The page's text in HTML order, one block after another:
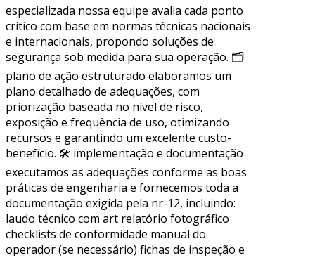
especializada nossa equipe avalia cada ponto
crítico com base em normas técnicas nacionais
e internacionais, propondo soluções de
segurança sob medida para sua operação. 🗂
plano de ação estruturado elaboramos um
plano detalhado de adequações, com
priorização baseada no nível de risco,
exposição e frequência de uso, otimizando
recursos e garantindo um excelente custo-
benefício. 🛠 implementação e documentação
executamos as adequações conforme as boas
práticas de engenharia e fornecemos toda a
documentação exigida pela nr-12, incluindo:
laudo técnico com art relatório fotográfico
checklists de conformidade manual do
operador (se necessário) fichas de inspeção e